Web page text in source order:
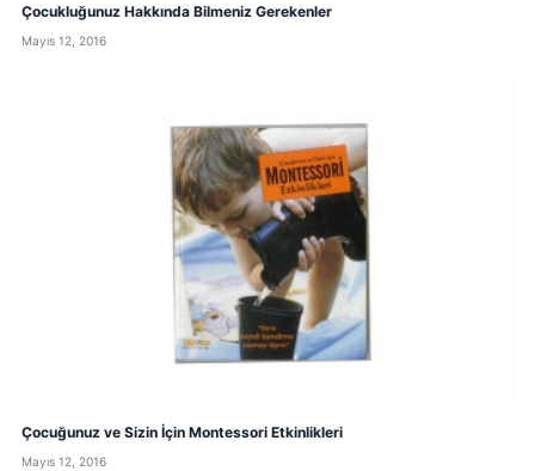
Çocukluğunuz Hakkında Bilmeniz Gerekenler
Mayıs 12, 2016
Çocuğunuz ve Sizin İçin Montessori Etkinlikleri
Mayıs 12, 2016